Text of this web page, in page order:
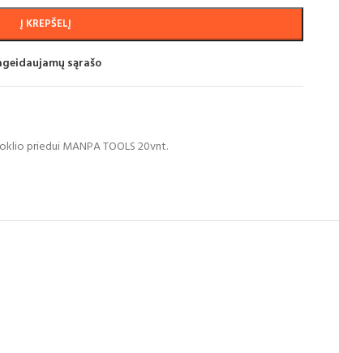
Į KREPŠELĮ
sąrašo
priedui MANPA TOOLS 20vnt.